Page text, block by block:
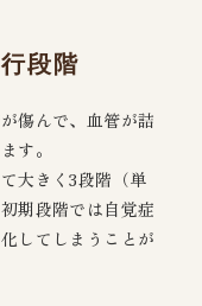
段階
傷んで、血管が詰
す。
大きく3段階（単
期段階では自覚症
してしまうことが